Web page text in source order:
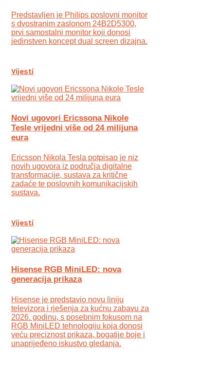
Predstavljen je Philips poslovni monitor
s dvostranim zaslonom 24B2D5300,
prvi samostalni monitor koji donosi
jedinstven koncept dual screen dizajna.
Vijesti
Novi ugovori Ericssona Nikole
Tesle vrijedni više od 24 milijuna
eura
Ericsson Nikola Tesla potpisao je niz
novih ugovora iz područja digitalne
transformacije, sustava za kritične
zadaće te poslovnih komunikacijskih
sustava.
Vijesti
Hisense RGB MiniLED: nova
generacija prikaza
Hisense je predstavio novu liniju
televizora i rješenja za kućnu zabavu za
2026. godinu, s posebnim fokusom na
RGB MiniLED tehnologiju koja donosi
veću preciznost prikaza, bogatije boje i
unaprijeđeno iskustvo gledanja.